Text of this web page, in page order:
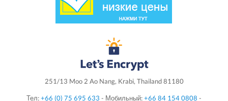
251/13 Moo 2 Ao Nang, Krabi, Thailand 81180
Тел:+66 (0) 75 695 633 - Мобильный:+66 84 154 0808 -